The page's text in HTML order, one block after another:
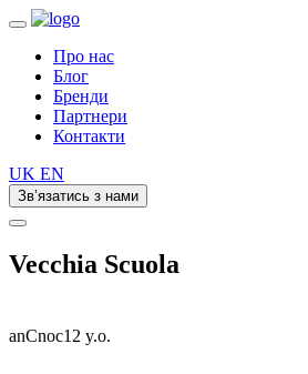
Про нас
Блог
Бренди
Партнери
Контакти
UK EN
Зв’язатись з нами
Vecchia Scuola
anCnoc12 y.o.